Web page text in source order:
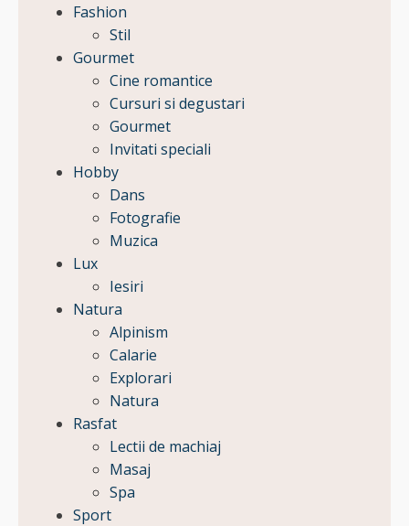
Fashion
Stil
Gourmet
Cine romantice
Cursuri si degustari
Gourmet
Invitati speciali
Hobby
Dans
Fotografie
Muzica
Lux
Iesiri
Natura
Alpinism
Calarie
Explorari
Natura
Rasfat
Lectii de machiaj
Masaj
Spa
Sport